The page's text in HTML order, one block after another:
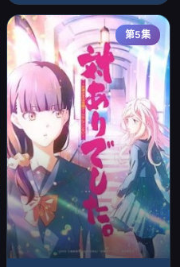
第5集